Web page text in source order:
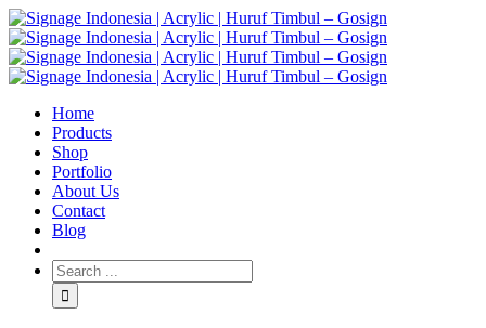
Home
Products
Shop
Portfolio
About Us
Contact
Blog